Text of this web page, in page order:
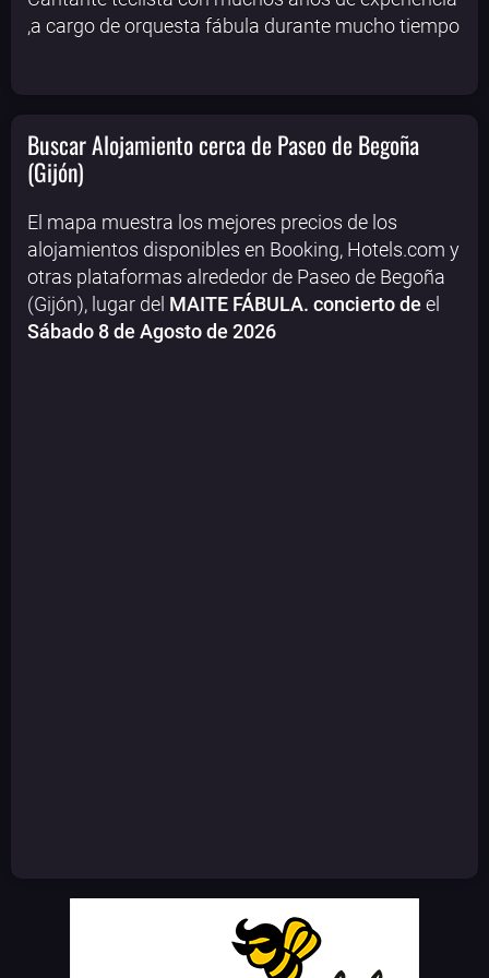
,a cargo de orquesta fábula durante mucho tiempo
Buscar Alojamiento cerca de Paseo de Begoña
(Gijón)
El mapa muestra los mejores precios de los
alojamientos disponibles en Booking, Hotels.com y
otras plataformas alrededor de Paseo de Begoña
(Gijón), lugar del MAITE FÁBULA. concierto de el
Sábado 8 de Agosto de 2026